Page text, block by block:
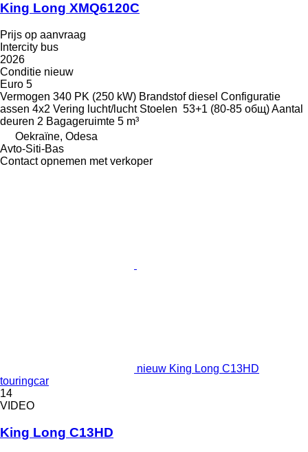
King Long XMQ6120C
Prijs op aanvraag
Intercity bus
2026
Conditie nieuw
Euro 5
Vermogen 340 PK (250 kW) Brandstof diesel Configuratie
assen 4x2 Vering lucht/lucht Stoelen 53+1 (80-85 общ)Aantal
deuren 2 Bagageruimte 5 m³
Oekraïne, Odesa
Avto-Siti-Bas
Contact opnemen met verkoper
nieuw King Long C13HD
touringcar
14
VIDEO
King Long C13HD